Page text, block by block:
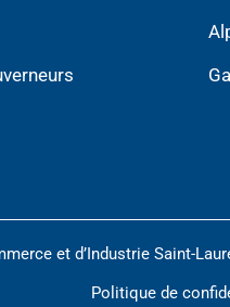
et d’Industrie Saint-
Politique de